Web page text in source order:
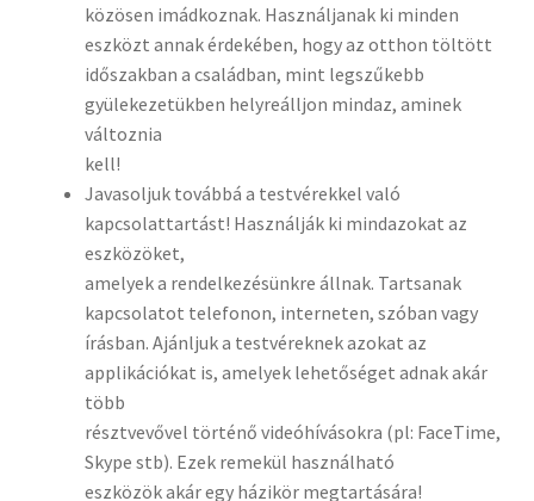
közösen imádkoznak. Használjanak ki minden
eszközt annak érdekében, hogy az otthon töltött
időszakban a családban, mint legszűkebb
gyülekezetükben helyreálljon mindaz, aminek
változnia
kell!
Javasoljuk továbbá a testvérekkel való
kapcsolattartást! Használják ki mindazokat az
eszközöket,
amelyek a rendelkezésünkre állnak. Tartsanak
kapcsolatot telefonon, interneten, szóban vagy
írásban. Ajánljuk a testvéreknek azokat az
applikációkat is, amelyek lehetőséget adnak akár
több
résztvevővel történő videóhívásokra (pl: FaceTime,
Skype stb). Ezek remekül használható
eszközök akár egy házikör megtartására!